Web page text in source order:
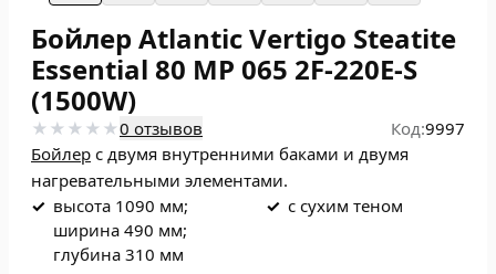
Бойлер Atlantic Vertigo Steatite
Essential 80 MP 065 2F-220E-S
(1500W)
0 отзывов Код:9997
Бойлер с двумя внутренними баками и двумя
нагревательными элементами.
✓ высота 1090 мм;
ширина 490 мм;
глубина 310 мм
✓ с сухим теном